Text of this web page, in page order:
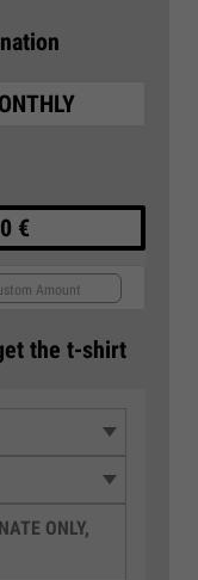
€
the t-shirt
ONLY,